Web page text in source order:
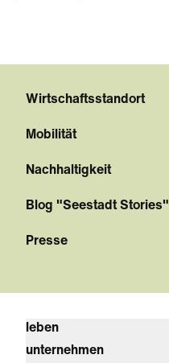
Wirtschaftsstandort
Mobilität
Nachhaltigkeit
Blog "Seestadt Stories"
Presse
leben
unternehmen